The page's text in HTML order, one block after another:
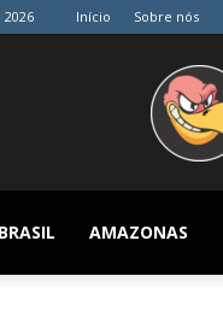
Início Sobre nós
BRASIL AMAZONAS